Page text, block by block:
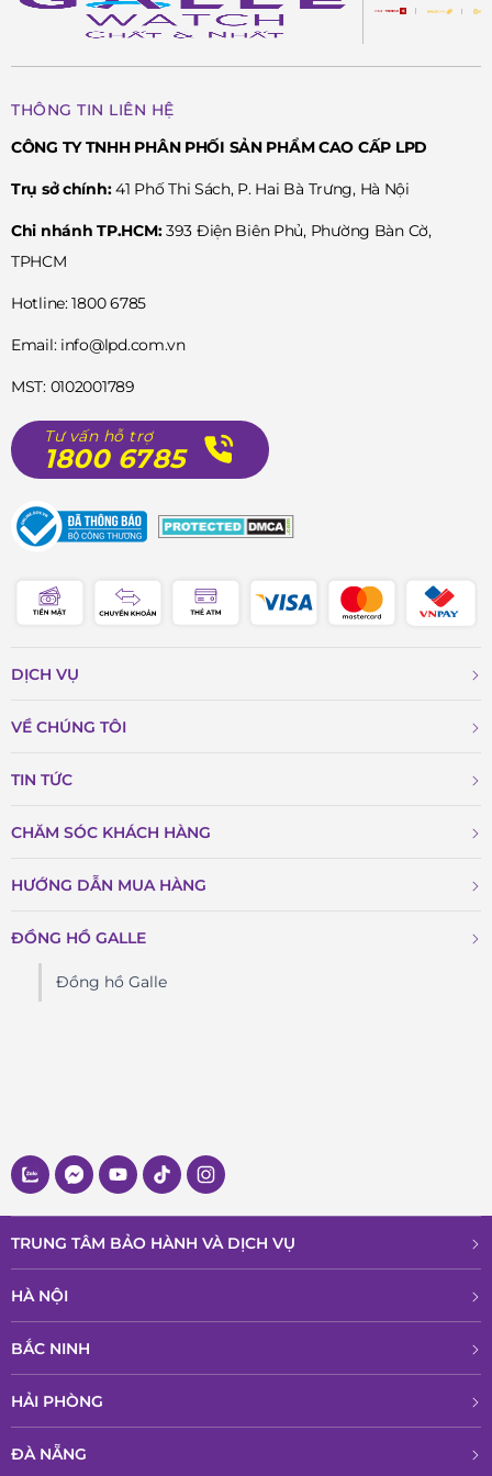
THÔNG TIN LIÊN HỆ
CÔNG TY TNHH PHÂN PHỐI SẢN PHẨM CAO CẤP LPD
Trụ sở chính:41 Phố Thi Sách, P. Hai Bà Trưng, Hà Nội
Chi nhánh TP.HCM:393 Điện Biên Phủ, Phường Bàn Cờ,
TPHCM
Hotline: 1800 6785
Email: info@lpd.com.vn
MST: 0102001789
Tư vấn hỗ trợ
1800 6785
DỊCH VỤ
VỀ CHÚNG TÔI
TIN TỨC
CHĂM SÓC KHÁCH HÀNG
HƯỚNG DẪN MUA HÀNG
ĐỒNG HỒ GALLE
Đồng hồ Galle
TRUNG TÂM BẢO HÀNH VÀ DỊCH VỤ
HÀ NỘI
BẮC NINH
HẢI PHÒNG
ĐÀ NẴNG